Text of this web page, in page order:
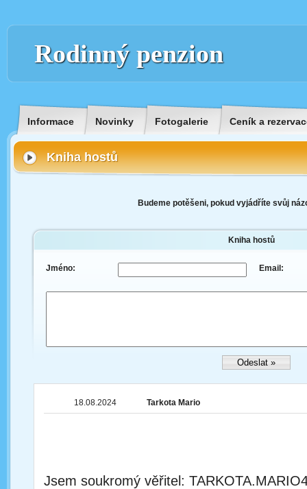
Rodinný penzion
Informace Novinky Fotogalerie Ceník a
Kniha hostů
Budeme potěšeni, pokud vyjádříte svůj
Kniha hostů
Jméno: Email:
18.08.2024 Tarkota Mario
Jsem soukromý věřitel: